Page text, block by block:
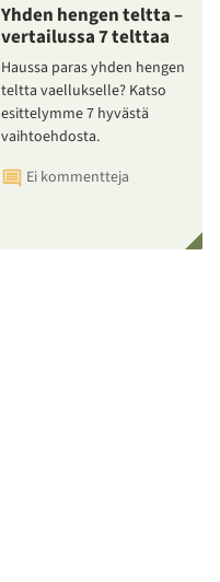
Yhden hengen teltta –
vertailussa 7 telttaa
Haussa paras yhden hengen
teltta vaellukselle? Katso
esittelymme 7 hyvästä
vaihtoehdosta.
Ei kommentteja